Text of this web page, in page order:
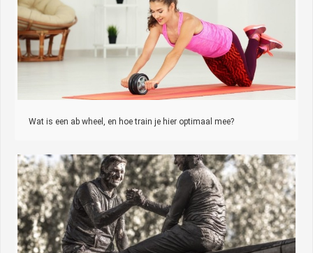
Wat is een ab wheel, en hoe train je hier optimaal mee?